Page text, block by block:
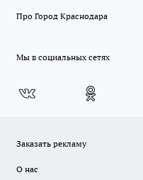
Про Город Краснодара
Мы в социальных сетях
Заказать рекламу
О нас